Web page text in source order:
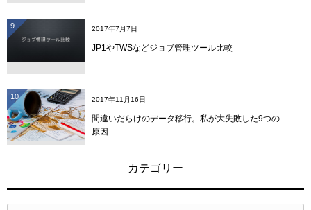
9 2017年7月7日
JP1やTWSなどジョブ管理ツール比較
10 2017年11月16日
間違いだらけのデータ移行。私が大失敗した9つの
原因
カテゴリー